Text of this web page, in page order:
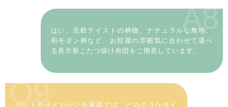
A8
はい。北欧テイストの柄物、ナチュラルな無地、
和モダン柄など、お部屋の雰囲気に合わせて選べ
る長方形こたつ掛け布団をご用意しています。
Q9
ペットや子どもがいる家庭では、どのようなタイ